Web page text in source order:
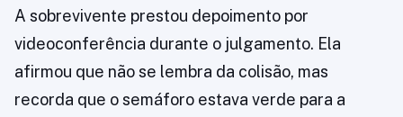
A sobrevivente prestou depoimento por
videoconferência durante o julgamento. Ela
afirmou que não se lembra da colisão, mas
recorda que o semáforo estava verde para a